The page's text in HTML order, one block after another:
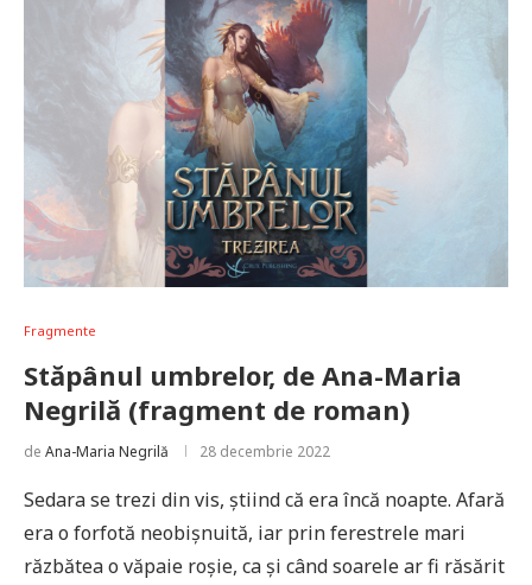
Fragmente
Stăpânul umbrelor, de Ana-Maria
Negrilă (fragment de roman)
de Ana-Maria Negrilă 28 decembrie 2022
Sedara se trezi din vis, știind că era încă noapte. Afară
era o forfotă neobișnuită, iar prin ferestrele mari
răzbătea o văpaie roșie, ca și când soarele ar fi răsărit